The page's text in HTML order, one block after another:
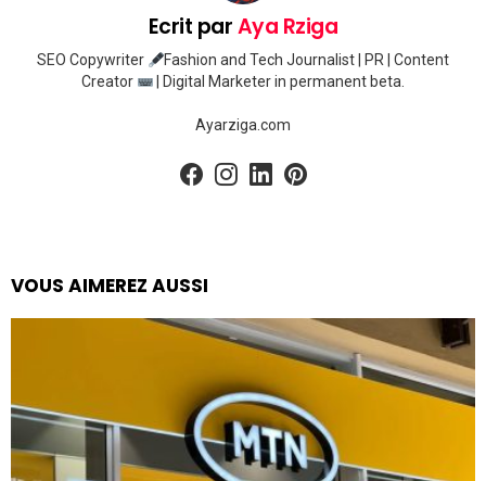
Ecrit parAya Rziga
SEO Copywriter
Fashion and Tech Journalist | PR | Content
Creator
| Digital Marketer in permanent beta.
Ayarziga.com
facebookinstagram
linkedin
VOUS AIMEREZ AUSSI